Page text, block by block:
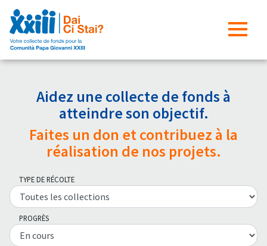
Aidez une collecte de fonds à
atteindre son objectif.
Faites un don et contribuez à la
réalisation de nos projets.
TYPE DE RÉCOLTE
PROGRÈS